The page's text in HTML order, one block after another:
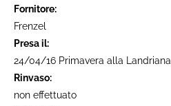
Fornitore:
Frenzel
Presa il:
24/04/16 Primavera alla Landriana
Rinvaso:
non effettuato